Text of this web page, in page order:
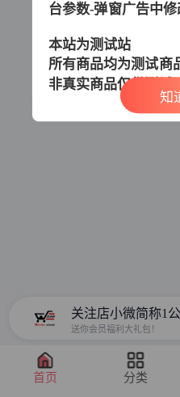
关注店小微简称1
送你会员福利大礼包！
台参数-弹窗广告中修
本站为测试站
所有商品均为测试商
非真实商品仅供测试
知
首页 分类